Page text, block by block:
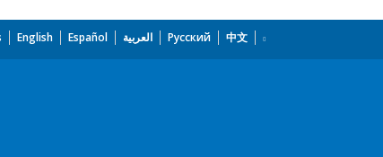
English Español العربية Русский 中文